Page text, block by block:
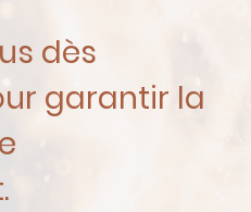
dès
garantir la